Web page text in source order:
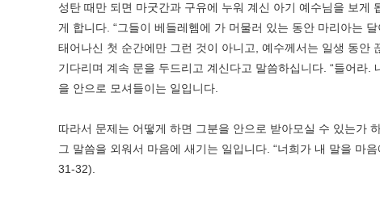
성탄 때만 되면 마굿간과 구유에 누워 계신 아기 예수님을 보
게 합니다. “그들이 베들레헴에 가 머물러 있는 동안 마리아는
태어나신 첫 순간에만 그런 것이 아니고, 예수께서는 일생 동안
기다리며 계속 문을 두드리고 계신다고 말씀하십니다. “들어라
을 안으로 모셔들이는 일입니다.
따라서 문제는 어떻게 하면 그분을 안으로 받아모실 수 있는가
그 말씀을 외워서 마음에 새기는 일입니다. “너희가 내 말을 마
31-32).